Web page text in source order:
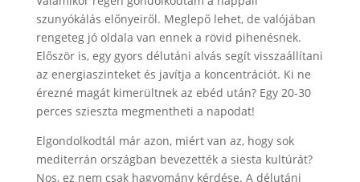
szunyókálás előnyeiről. Meglepő lehet, de valójában
rengeteg jó oldala van ennek a rövid pihenésnek.
Először is, egy gyors délutáni alvás segít visszaállítani
az energiaszinteket és javítja a koncentrációt. Ki ne
érezné magát kimerültnek az ebéd után? Egy 20-30
perces szieszta megmentheti a napodat!
Elgondolkodtál már azon, miért van az, hogy sok
mediterrán országban bevezették a siesta kultúrát?
Nos, ez nem csak hagyomány kérdése. A délutáni